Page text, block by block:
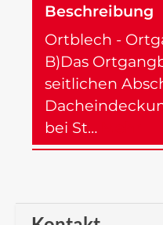
Beschreibung
Ortblech -
B)Das
seitlichen
bei St…